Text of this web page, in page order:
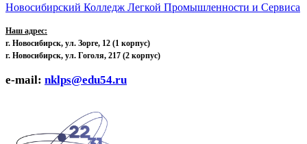
Новосибирский Колледж Легкой Промышленности и Сервиса
Наш адрес:
г. Новосибирск, ул. Зорге, 12 (1 корпус)
г. Новосибирск, ул. Гоголя, 217 (2 корпус)
e-mail: nklps@edu54.ru